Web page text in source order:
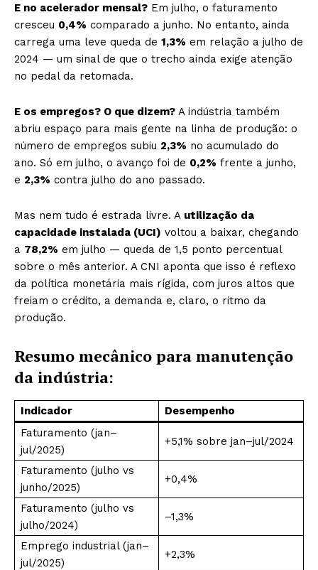
E no acelerador mensal? Em julho, o faturamento
cresceu 0,4% comparado a junho. No entanto, ainda
carrega uma leve queda de 1,3% em relação a julho de
2024 — um sinal de que o trecho ainda exige atenção
no pedal da retomada.
E os empregos? O que dizem? A indústria também
abriu espaço para mais gente na linha de produção: o
número de empregos subiu 2,3% no acumulado do
ano. Só em julho, o avanço foi de 0,2% frente a junho,
e 2,3% contra julho do ano passado.
Mas nem tudo é estrada livre. A utilização da
capacidade instalada (UCI) voltou a baixar, chegando
a 78,2% em julho — queda de 1,5 ponto percentual
sobre o mês anterior. A CNI aponta que isso é reflexo
da política monetária mais rígida, com juros altos que
freiam o crédito, a demanda e, claro, o ritmo da
produção.
Resumo mecânico para manutenção
da indústria:
Indicador
Desempenho
Faturamento (jan–
jul/2025)
+5,1% sobre jan–jul/2024
Faturamento (julho vs
junho/2025)
+0,4%
Faturamento (julho vs
julho/2024)
–1,3%
Emprego industrial (jan–
jul/2025)
+2,3%